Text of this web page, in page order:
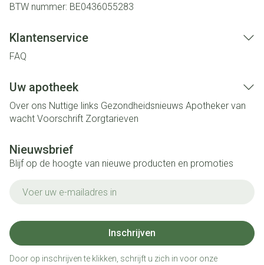
BTW nummer: BE0436055283
Klantenservice
FAQ
Uw apotheek
Over ons Nuttige links Gezondheidsnieuws Apotheker van
wacht Voorschrift Zorgtarieven
Nieuwsbrief
Blijf op de hoogte van nieuwe producten en promoties
Inschrijven
Door op inschrijven te klikken, schrijft u zich in voor onze